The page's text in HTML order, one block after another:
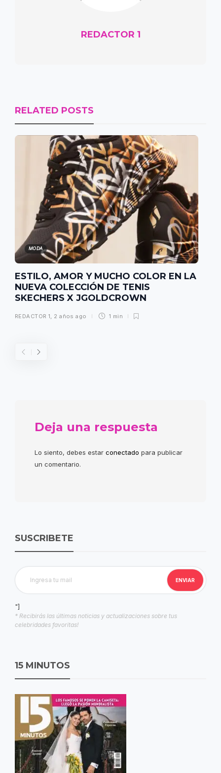
REDACTOR 1
RELATED POSTS
MODA
ESTILO, AMOR Y MUCHO COLOR EN LA
NUEVA COLECCIÓN DE TENIS
SKECHERS X JGOLDCROWN
REDACTOR 1, 2 años ago 1 min
Deja una respuesta
Lo siento, debes estar conectado para publicar
un comentario.
SUSCRIBETE
"]
* Recibirás las últimas noticias y actualizaciones sobre tus
celebridades favoritas!
15 MINUTOS